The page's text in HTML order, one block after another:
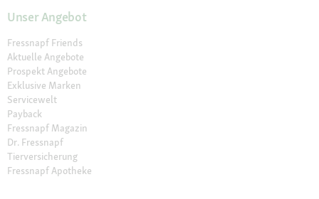
Unser Angebot
Fressnapf Friends
Aktuelle Angebote
Prospekt Angebote
Exklusive Marken
Servicewelt
Payback
Fressnapf Magazin
Dr. Fressnapf
Tierversicherung
Fressnapf Apotheke